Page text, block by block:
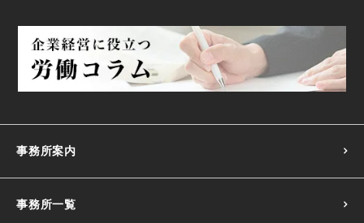
事務所案内
事務所一覧